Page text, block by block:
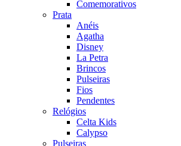
Comemorativos
Prata
Anéis
Agatha
Disney
La Petra
Brincos
Pulseiras
Fios
Pendentes
Relógios
Celta Kids
Calypso
Pulseiras